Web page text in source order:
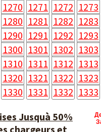
1270 1271 1272 1273
1280 1281 1282 1283
1290 1291 1292 1293
1300 1301 1302 1303
1310 1311 1312 1313
1320 1321 1322 1323
1330 1331 1332 1333
Jusquà 50%
chargeurs et